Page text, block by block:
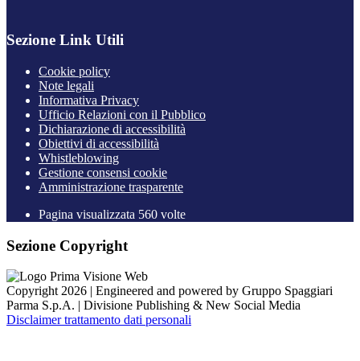
Sezione Link Utili
Cookie policy
Note legali
Informativa Privacy
Ufficio Relazioni con il Pubblico
Dichiarazione di accessibilità
Obiettivi di accessibilità
Whistleblowing
Gestione consensi cookie
Amministrazione trasparente
Pagina visualizzata 560 volte
Sezione Copyright
Copyright 2026 | Engineered and powered by Gruppo Spaggiari
Parma S.p.A. | Divisione Publishing & New Social Media
Disclaimer trattamento dati personali